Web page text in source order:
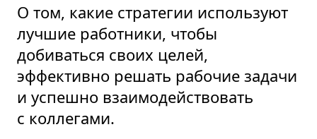
О том, какие стратегии используют
лучшие работники, чтобы
добиваться своих целей,
эффективно решать рабочие задачи
и успешно взаимодействовать
с коллегами.